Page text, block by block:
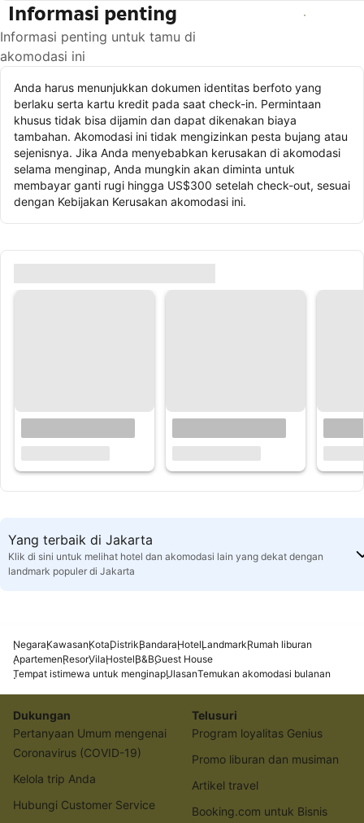
Informasi penting
Informasi penting untuk tamu di
akomodasi ini
Lihat ketersediaan
Anda harus menunjukkan dokumen identitas berfoto yang
berlaku serta kartu kredit pada saat check-in. Permintaan
khusus tidak bisa dijamin dan dapat dikenakan biaya
tambahan. Akomodasi ini tidak mengizinkan pesta bujang atau
sejenisnya. Jika Anda menyebabkan kerusakan di akomodasi
selama menginap, Anda mungkin akan diminta untuk
membayar ganti rugi hingga US$300 setelah check-out, sesuai
dengan Kebijakan Kerusakan akomodasi ini.
Yang terbaik di Jakarta
Klik di sini untuk melihat hotel dan akomodasi lain yang dekat dengan
landmark populer di Jakarta
NegaraKawasanKotaDistrikBandaraHotelLandmarkRumah liburan
ApartemenResorVilaHostelB&BGuest House
Tempat istimewa untuk menginapUlasanTemukan akomodasi bulanan
Dukungan
Pertanyaan Umum mengenai
Coronavirus (COVID-19)
Kelola trip Anda
Hubungi Customer Service
Telusuri
Program loyalitas Genius
Promo liburan dan musiman
Artikel travel
Booking.com untuk Bisnis